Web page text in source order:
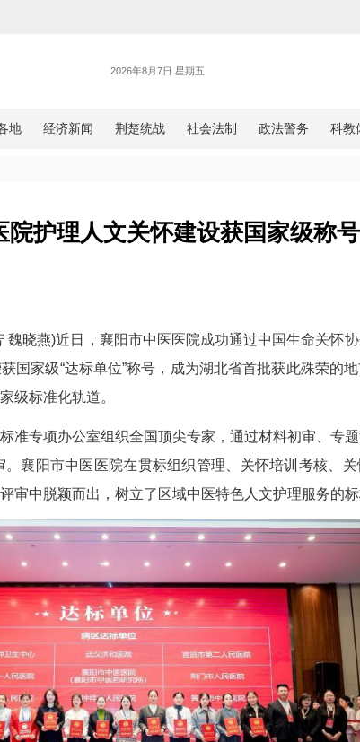
中医医院护理人文关怀建
新网湖北
电 (李小芳 魏晓燕)近日，襄阳市中医医院
评审，荣获国家级“达标单位”称号，成为
式迈入国家级标准化轨道。
会团体标准专项办公室组织全国顶尖专家
进行了评审。襄阳市中医医院在贯标组织
认可，在评审中脱颖而出，树立了区域中